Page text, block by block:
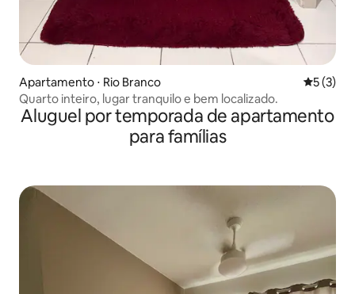
Apartamento ⋅ Rio Branco 5 de
5 (3)
Quarto inteiro, lugar tranquilo e bem localizado.
Aluguel por temporada de apartamento
para famílias